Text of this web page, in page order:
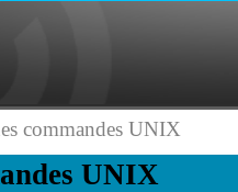
commandes UNIX
UNIX